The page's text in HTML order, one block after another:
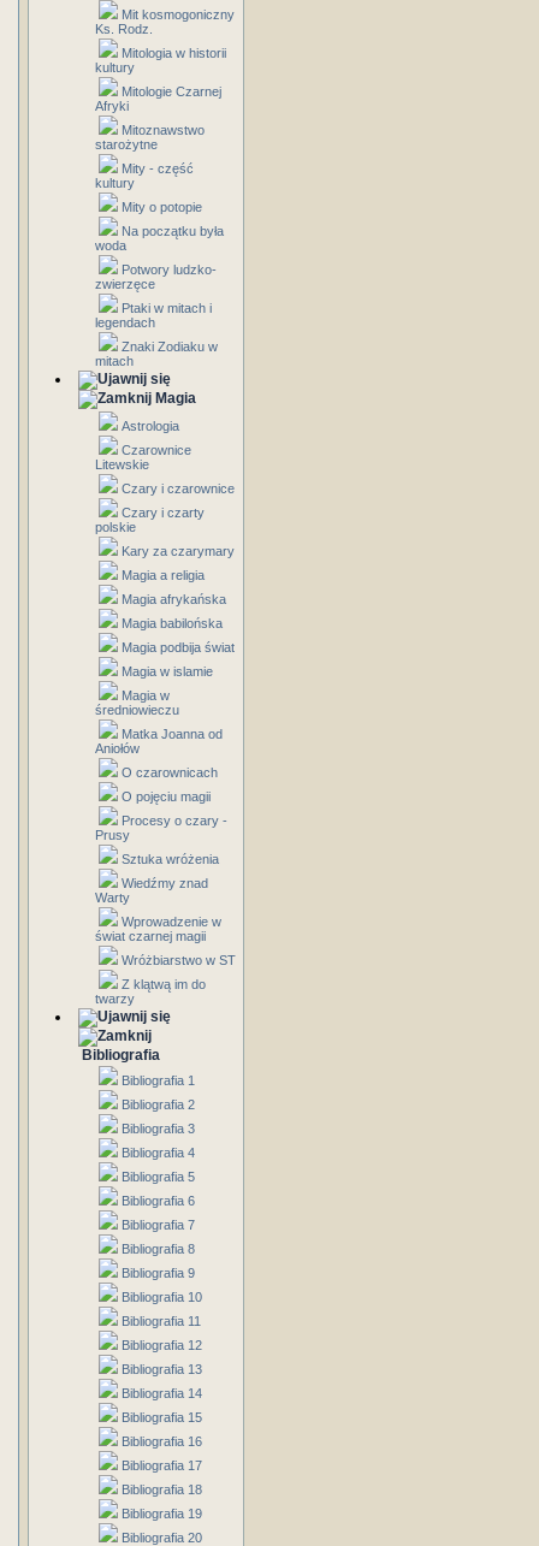
Mit kosmogoniczny
Ks. Rodz.
Mitologia w historii
kultury
Mitologie Czarnej
Afryki
Mitoznawstwo
starożytne
Mity - część
kultury
Mity o potopie
Na początku była
woda
Potwory ludzko-
zwierzęce
Ptaki w mitach i
legendach
Znaki Zodiaku w
mitach
Magia
Astrologia
Czarownice
Litewskie
Czary i czarownice
Czary i czarty
polskie
Kary za czarymary
Magia a religia
Magia afrykańska
Magia babilońska
Magia podbija świat
Magia w islamie
Magia w
średniowieczu
Matka Joanna od
Aniołów
O czarownicach
O pojęciu magii
Procesy o czary -
Prusy
Sztuka wróżenia
Wiedźmy znad
Warty
Wprowadzenie w
świat czarnej magii
Wróżbiarstwo w ST
Z klątwą im do
twarzy
Bibliografia
Bibliografia 1
Bibliografia 2
Bibliografia 3
Bibliografia 4
Bibliografia 5
Bibliografia 6
Bibliografia 7
Bibliografia 8
Bibliografia 9
Bibliografia 10
Bibliografia 11
Bibliografia 12
Bibliografia 13
Bibliografia 14
Bibliografia 15
Bibliografia 16
Bibliografia 17
Bibliografia 18
Bibliografia 19
Bibliografia 20